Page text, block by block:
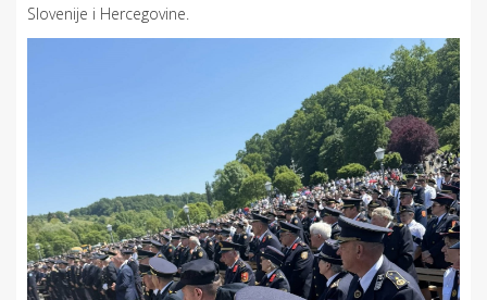
Slovenije i Hercegovine.